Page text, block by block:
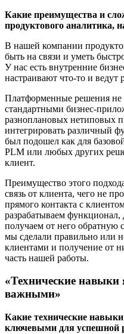
Какие преимущества и
продуктового аналитика,
В нашей компании
быть на связи и уметь
У нас есть внутренние
настраивают что-то и ведут
Платформенные решения не
стандартными бизнес-
разноплановых нетиповых
интегрировать различный
был подошел как для
PLM или любых других
клиент.
Преимущество этого
связь от клиента, чего не
прямого контакта с
разрабатываем функционал,
получаем от него обратную
мы сделали правильно или
клиентами и получение от
часть нашей работы.
«Технические навыки
важными»
Какие технические
ключевыми для успешной